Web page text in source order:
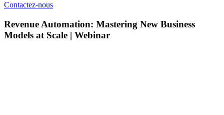
Contactez-nous
Revenue Automation: Mastering New Business
Models at Scale | Webinar